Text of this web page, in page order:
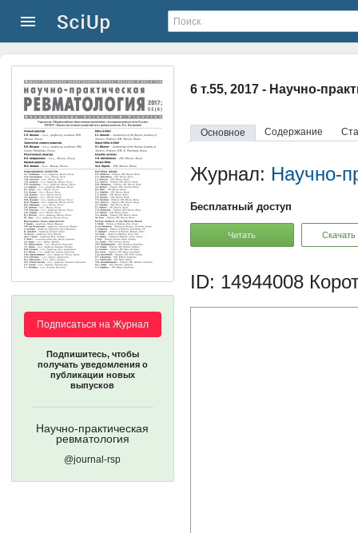
6 т.55, 2017 - Научно-
Основное Содержание
Подписаться на Журнал
Подпишитесь, чтобы
получать уведомления о
публикации новых
выпусков
Научно-практическая
ревматология
@journal-rsp
Журнал: Научно-
Бесплатный доступ
Читать Скачать
ID: 14944008